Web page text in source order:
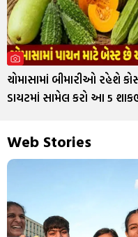
ચોમાસામાં બીમારીઓ રહેશે
ડાયટમાં સામેલ કરો આ 5
Web Stories